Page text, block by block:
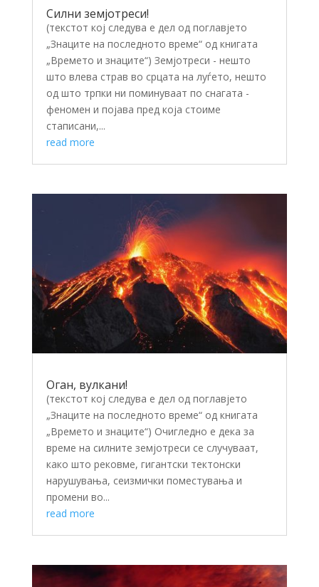
Силни земјотреси!
(текстот кој следува е дел од поглавјето
„Знаците на последното време“ од книгата
„Времето и знаците“) Земјотреси - нешто
што влева страв во срцата на луѓето, нешто
од што трпки ни поминуваат по снагата -
феномен и појава пред која стоиме
стаписани,...
read more
Оган, вулкани!
(текстот кој следува е дел од поглавјето
„Знаците на последното време“ од книгата
„Времето и знаците“) Очигледно е дека за
време на силните земјотреси се случуваат,
како што рековме, гигантски тектонски
нарушувања, сеизмички поместувања и
промени во...
read more